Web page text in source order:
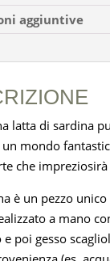
aggiuntive
latta di sardina
un mondo
che
è un pezzo
a mano
poi gesso